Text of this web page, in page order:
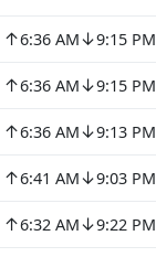
↑6:36 AM↓9:15 PM
↑6:36 AM↓9:15 PM
↑6:36 AM↓9:13 PM
↑6:41 AM↓9:03 PM
↑6:32 AM↓9:22 PM